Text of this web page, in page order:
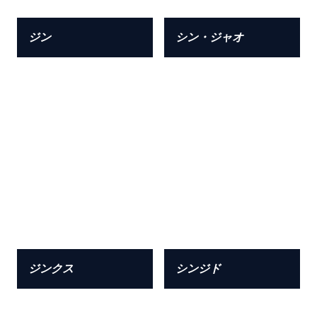
ジン シン・ジャオ
ジンクス シンジド